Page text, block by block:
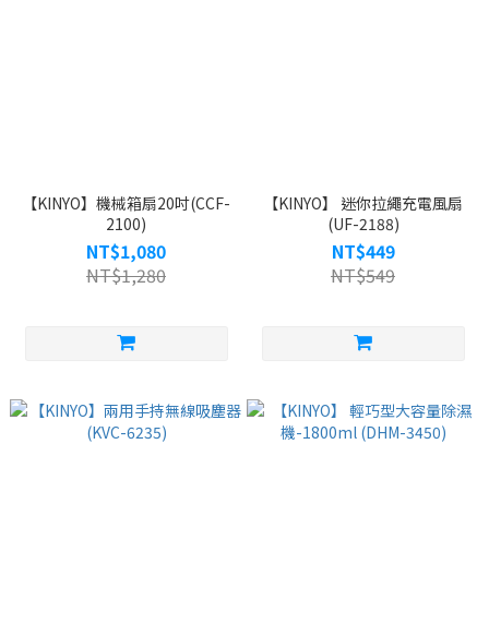
【KINYO】機械箱扇20吋(CCF-
2100)
NT$1,080
NT$1,280
【KINYO】 迷你拉繩充電風扇
(UF-2188)
NT$449
NT$549